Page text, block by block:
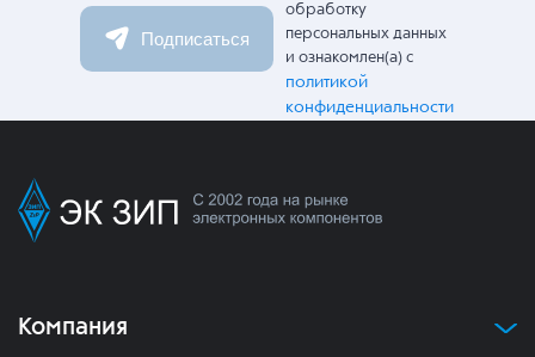
Подписаться
обработку
персональных данных
и ознакомлен(а) с
политикой
конфиденциальности
Компания